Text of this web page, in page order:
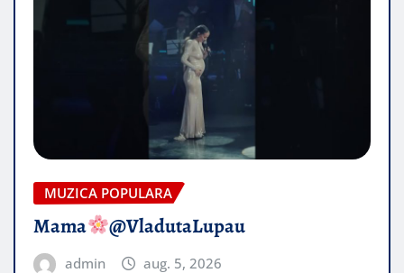
MUZICA POPULARA
Mama @VladutaLupau
admin aug. 5, 2026